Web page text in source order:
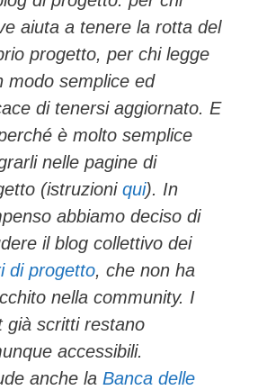
aiuta a tenere la rotta del
progetto, per chi legge
modo semplice ed
di tenersi aggiornato. E
è molto semplice
nelle pagine di
(istruzioniqui). In
abbiamo deciso di
il blog collettivo dei
di progetto, che non ha
nella community. I
già scritti restano
accessibili.
anche laBanca delle